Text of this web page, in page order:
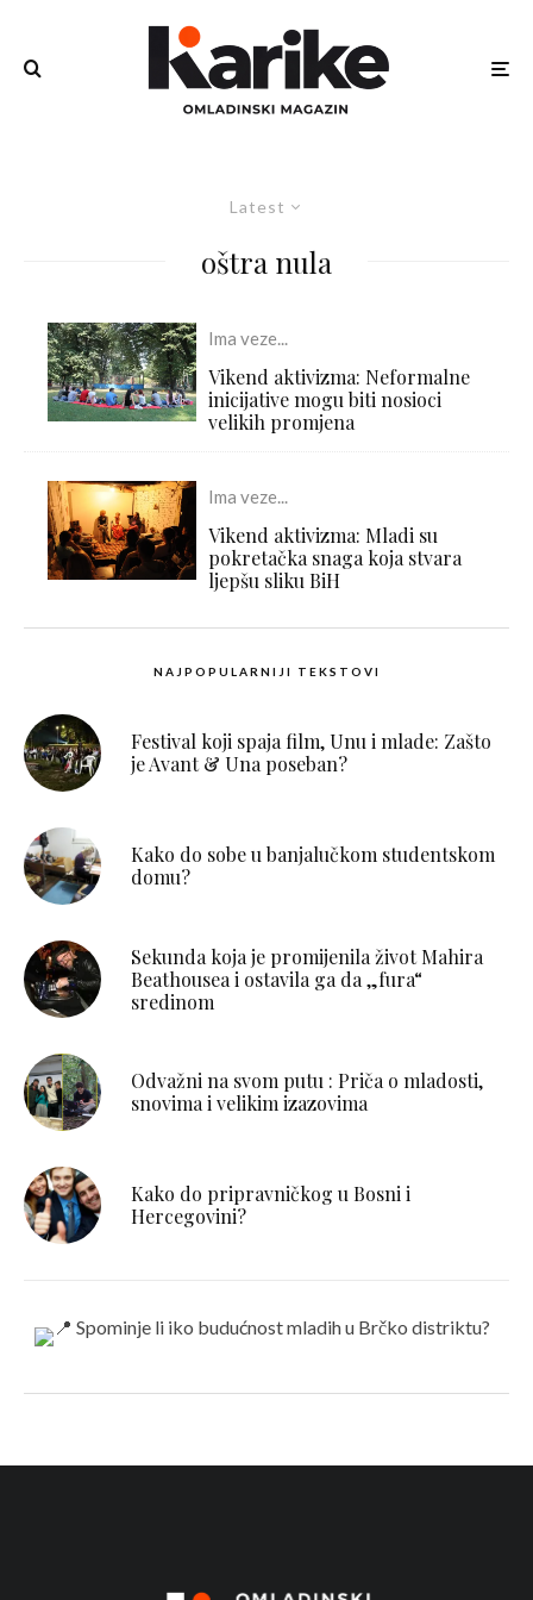
Latest
oštra nula
Ima veze...
Vikend aktivizma: Neformalne
inicijative mogu biti nosioci
velikih promjena
Ima veze...
Vikend aktivizma: Mladi su
pokretačka snaga koja stvara
ljepšu sliku BiH
NAJPOPULARNIJI TEKSTOVI
Festival koji spaja film, Unu i mlade: Zašto
je Avant & Una poseban?
Kako do sobe u banjalučkom studentskom
domu?
Sekunda koja je promijenila život Mahira
Beathousea i ostavila ga da „fura“
sredinom
Odvažni na svom putu : Priča o mladosti,
snovima i velikim izazovima
Kako do pripravničkog u Bosni i
Hercegovini?